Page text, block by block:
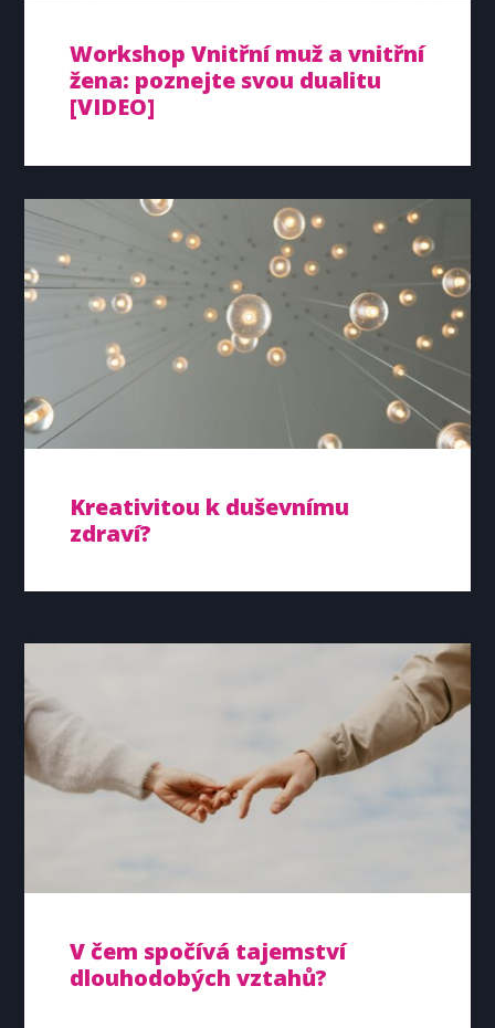
Workshop Vnitřní muž a vnitřní
žena: poznejte svou dualitu
[VIDEO]
Kreativitou k duševnímu
zdraví?
V čem spočívá tajemství
dlouhodobých vztahů?